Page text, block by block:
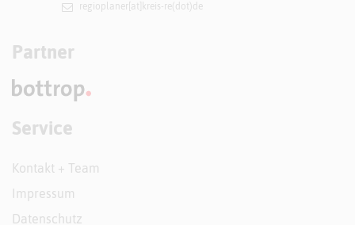
regioplaner[at]​kreis-re(dot)de
Partner
Service
Kontakt + Team
Impressum
Datenschutz